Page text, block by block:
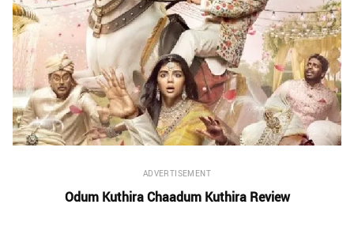
ADVERTISEMENT
Odum Kuthira Chaadum Kuthira Review